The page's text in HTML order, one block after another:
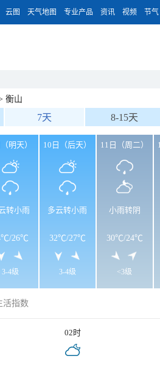
云图 天气地图 专业产品 资讯 视频 节气
衡山
7天 8-15天
明天）
转小雨
/26℃
3-4级
10日（后天）
多云转小雨
32℃/27℃
3-4级
11日（周二）
小雨转阴
30℃/24℃
<3级
活指数
02时